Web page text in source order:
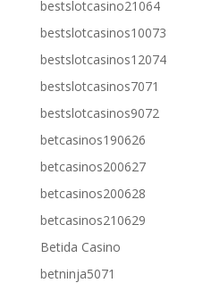
bestslotcasino21064
bestslotcasinos10073
bestslotcasinos12074
bestslotcasinos7071
bestslotcasinos9072
betcasinos190626
betcasinos200627
betcasinos200628
betcasinos210629
Betida Casino
betninja5071